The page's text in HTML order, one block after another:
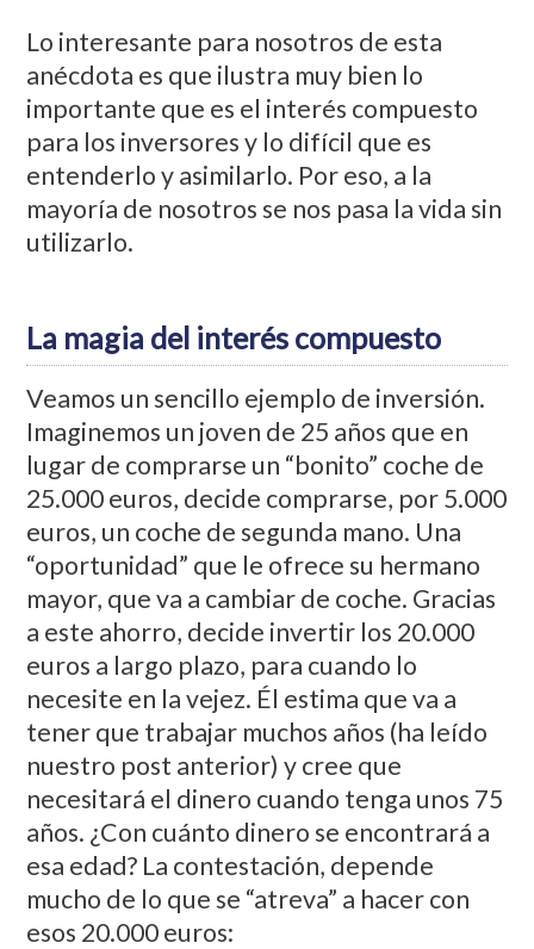
Lo interesante para nosotros de esta
anécdota es que ilustra muy bien lo
importante que es el interés compuesto
para los inversores y lo difícil que es
entenderlo y asimilarlo. Por eso, a la
mayoría de nosotros se nos pasa la vida sin
utilizarlo.
La magia del interés compuesto
Veamos un sencillo ejemplo de inversión.
Imaginemos un joven de 25 años que en
lugar de comprarse un “bonito” coche de
25.000 euros, decide comprarse, por 5.000
euros, un coche de segunda mano. Una
“oportunidad” que le ofrece su hermano
mayor, que va a cambiar de coche. Gracias
a este ahorro, decide invertir los 20.000
euros a largo plazo, para cuando lo
necesite en la vejez. Él estima que va a
tener que trabajar muchos años (ha leído
nuestro post anterior) y cree que
necesitará el dinero cuando tenga unos 75
años. ¿Con cuánto dinero se encontrará a
esa edad? La contestación, depende
mucho de lo que se “atreva” a hacer con
esos 20.000 euros: